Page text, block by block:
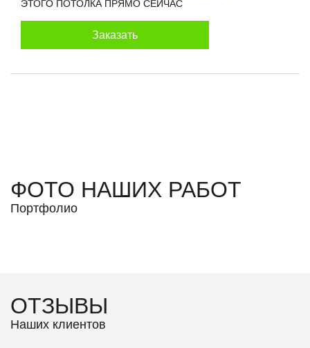
ЭТОГО ПОТОЛКА ПРЯМО СЕЙЧАС
Заказать
ФОТО НАШИХ РАБОТ
Портфолио
ОТЗЫВЫ
Наших клиентов